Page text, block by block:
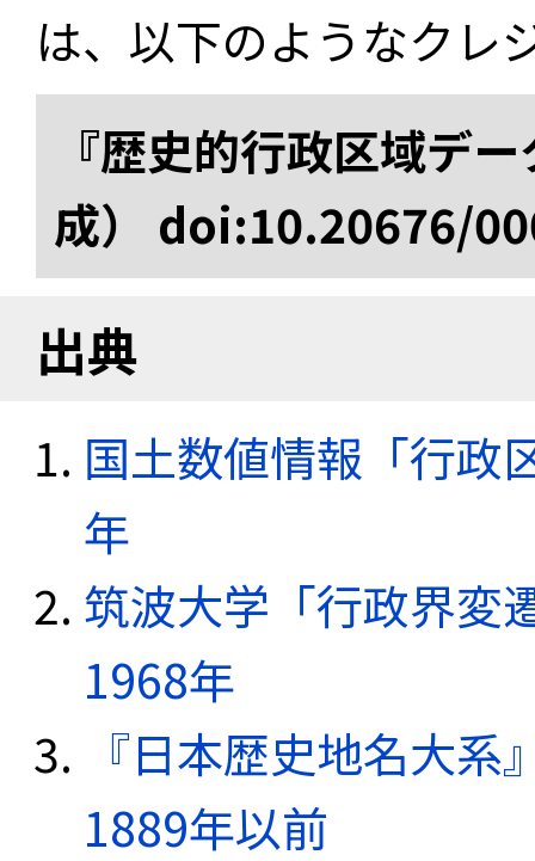
は、以下のようなクレ
『歴史的行政区域デ
成） doi:10.20676/
出典
国土数値情報「行政
年
筑波大学「行政界変
1968年
『日本歴史地名大
1889年以前